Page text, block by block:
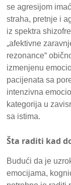
se agresijom
straha, pretnje i
iz spektra
„afektivne
rezonance“
izmenjenu
pacijenata sa
intenzivna
kategorija u
sa istima.
Šta raditi kad
Budući da je
emocijama,